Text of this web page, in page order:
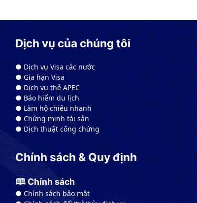
Dịch vụ của chúng tôi
● Dịch vụ Visa các nước
● Gia hạn Visa
● Dịch vụ thẻ APEC
● Bảo hiểm du lịch
● Làm hộ chiếu nhanh
● Chứng minh tài sản
● Dịch thuật công chứng
Chính sách & Quy định
🕮 Chính sách
● Chính sách bảo mật